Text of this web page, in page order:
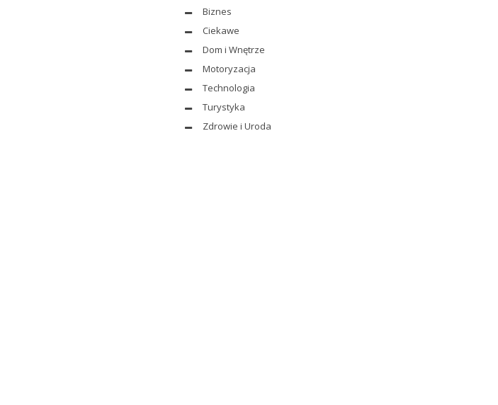
Biznes
Ciekawe
Dom i Wnętrze
Motoryzacja
Technologia
Turystyka
Zdrowie i Uroda